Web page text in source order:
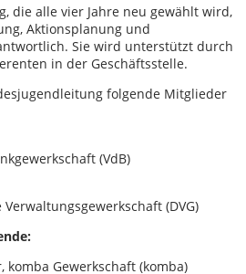
die alle vier Jahre neu gewählt wird,
Aktionsplanung und
Sie wird unterstützt durch
in der Geschäftsstelle.
folgende Mitglieder
(VdB)
(DVG)
komba Gewerkschaft (komba)